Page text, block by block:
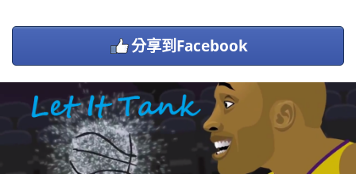
分享到Facebook